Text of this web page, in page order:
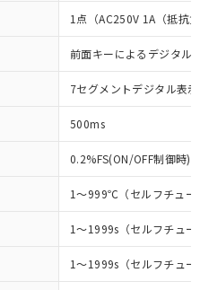
1点（AC250V 1A（抵抗負
前面キーによるデジタル設
7セグメントデジタル表示
500ms
0.2%FS(ON/OFF制御時)
1～999℃（セルフチュー
1～1999s（セルフチュー
1～1999s（セルフチュー
ただき、同意のうえ
指令（10物質）の
が提供可能な商品で
令（10物質）の非含
り替える予定のある
指令（10物質）の
で、対応品を出す予